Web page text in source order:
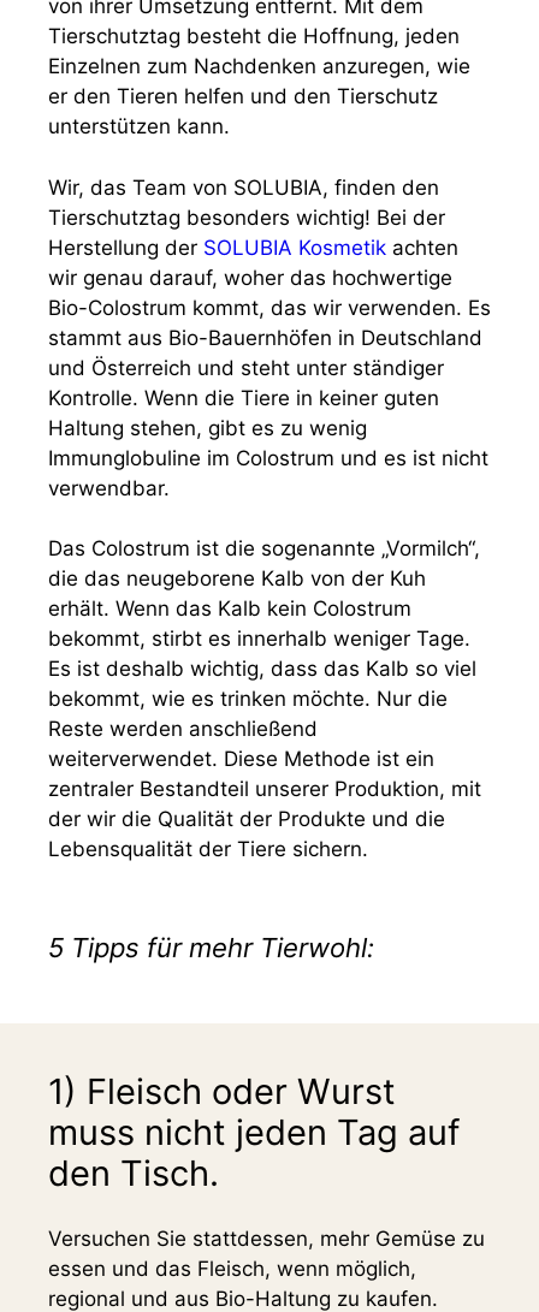
von ihrer Umsetzung entfernt. Mit dem
Tierschutztag besteht die Hoffnung, jeden
Einzelnen zum Nachdenken anzuregen, wie
er den Tieren helfen und den Tierschutz
unterstützen kann.
Wir, das Team von SOLUBIA, finden den
Tierschutztag besonders wichtig! Bei der
Herstellung der SOLUBIA Kosmetik achten
wir genau darauf, woher das hochwertige
Bio-Colostrum kommt, das wir verwenden. Es
stammt aus Bio-Bauernhöfen in Deutschland
und Österreich und steht unter ständiger
Kontrolle. Wenn die Tiere in keiner guten
Haltung stehen, gibt es zu wenig
Immunglobuline im Colostrum und es ist nicht
verwendbar.
Das Colostrum ist die sogenannte „Vormilch“,
die das neugeborene Kalb von der Kuh
erhält. Wenn das Kalb kein Colostrum
bekommt, stirbt es innerhalb weniger Tage.
Es ist deshalb wichtig, dass das Kalb so viel
bekommt, wie es trinken möchte. Nur die
Reste werden anschließend
weiterverwendet. Diese Methode ist ein
zentraler Bestandteil unserer Produktion, mit
der wir die Qualität der Produkte und die
Lebensqualität der Tiere sichern.
5 Tipps für mehr Tierwohl:
1) Fleisch oder Wurst
muss nicht jeden Tag auf
den Tisch.
Versuchen Sie stattdessen, mehr Gemüse zu
essen und das Fleisch, wenn möglich,
regional und aus Bio-Haltung zu kaufen.